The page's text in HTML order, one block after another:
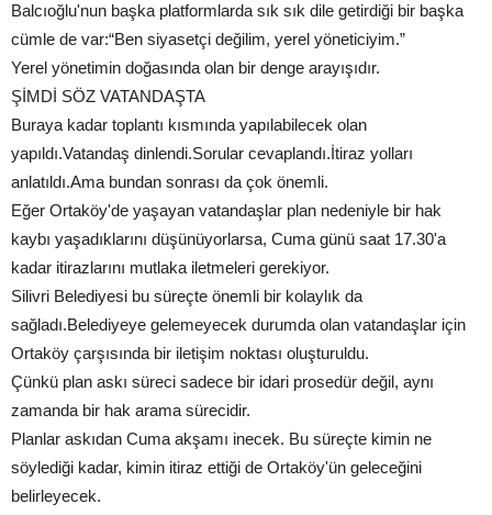
Balcıoğlu'nun başka platformlarda sık sık dile getirdiği bir başka
cümle de var:“Ben siyasetçi değilim, yerel yöneticiyim.”
Yerel yönetimin doğasında olan bir denge arayışıdır.
ŞİMDİ SÖZ VATANDAŞTA
Buraya kadar toplantı kısmında yapılabilecek olan
yapıldı.Vatandaş dinlendi.Sorular cevaplandı.İtiraz yolları
anlatıldı.Ama bundan sonrası da çok önemli.
Eğer Ortaköy'de yaşayan vatandaşlar plan nedeniyle bir hak
kaybı yaşadıklarını düşünüyorlarsa, Cuma günü saat 17.30'a
kadar itirazlarını mutlaka iletmeleri gerekiyor.
Silivri Belediyesi bu süreçte önemli bir kolaylık da
sağladı.Belediyeye gelemeyecek durumda olan vatandaşlar için
Ortaköy çarşısında bir iletişim noktası oluşturuldu.
Çünkü plan askı süreci sadece bir idari prosedür değil, aynı
zamanda bir hak arama sürecidir.
Planlar askıdan Cuma akşamı inecek. Bu süreçte kimin ne
söylediği kadar, kimin itiraz ettiği de Ortaköy'ün geleceğini
belirleyecek.